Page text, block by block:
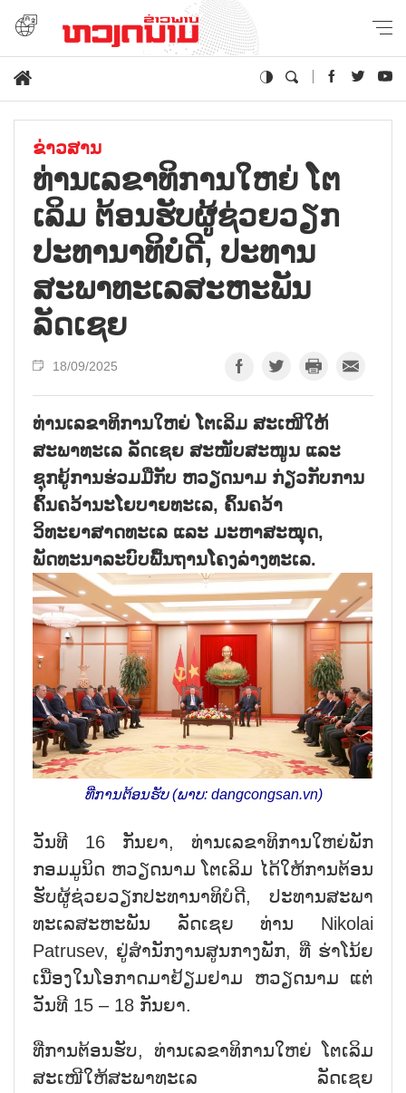
ຂ່າວສານ
ທ່ານເລຂາທິການໃຫຍ່ ໂຕ
ເລິມ ຕ້ອນຮັບຜູ້ຊ່ວຍວຽກ
ປະທານາທິບໍດີ, ປະທານ
ສະພາທະເລສະຫະພັນ
ລັດເຊຍ
18/09/2025
ທ່ານເລຂາທິການໃຫຍ່ ໂຕເລິມ ສະເໜີໃຫ້
ສະພາທະເລ ລັດເຊຍ ສະໜັບສະໜູນ ແລະ
ຊຸກຍູ້ການຮ່ວມມືກັບ ຫວຽດນາມ ກ່ຽວກັບການ
ຄົ້ນຄວ້ານະໂຍບາຍທະເລ, ຄົ້ນຄວ້າ
ວິທະຍາສາດທະເລ ແລະ ມະຫາສະໝຸດ,
ພັດທະນາລະບົບພື້ນຖານໂຄງລ່າງທະເລ.
ທີ່ການຕ້ອນຮັບ (ພາບ: dangcongsan.vn)
ວັນທີ 16 ກັນຍາ, ທ່ານເລຂາທິການໃຫຍ່ພັກ
ກອມມູນິດ ຫວຽດນາມ ໂຕເລິມ ໄດ້ໃຫ້ການຕ້ອນ
ຮັບຜູ້ຊ່ວຍວຽກປະທານາທິບໍດີ, ປະທານສະພາ
ທະເລສະຫະພັນ ລັດເຊຍ ທ່ານ Nikolai
Patrusev, ຢູ່ສຳນັກງານສູນກາງພັກ, ທີ່ ຮ່າໂນ້ຍ
ເນື່ອງໃນໂອກາດມາຢ້ຽມຢາມ ຫວຽດນາມ ແຕ່
ວັນທີ 15 – 18 ກັນຍາ.
ທີ່ການຕ້ອນຮັບ, ທ່ານເລຂາທິການໃຫຍ່ ໂຕເລິມ
ສະເໜີໃຫ້ສະພາທະເລ ລັດເຊຍ